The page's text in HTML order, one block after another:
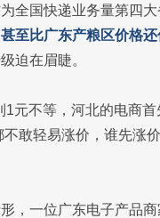
全国快递业务量第四
至比广东产粮区价格
迫在眉睫。
1元不等，河北的电商
不敢轻易涨价，谁先涨
，一位广东电子产品